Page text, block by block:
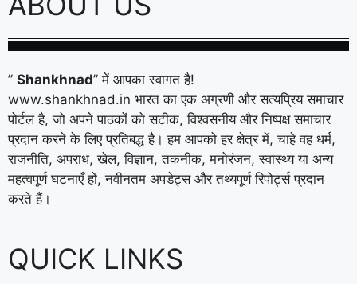
” Shankhnad” में आपका स्वागत है!
www.shankhnad.in भारत का एक अग्रणी और सत्यप्रिय समाचार
पोर्टल है, जो अपने पाठकों को सटीक, विश्वसनीय और निष्पक्ष समाचार
प्रदान करने के लिए प्रतिबद्ध है। हम आपको हर क्षेत्र में, चाहे वह धर्म,
राजनीति, अपराध, खेल, विज्ञान, तकनीक, मनोरंजन, स्वास्थ्य या अन्य
महत्वपूर्ण घटनाएँ हों, नवीनतम अपडेट्स और तथ्यपूर्ण रिपोर्ट्स प्रदान
करते हैं।
QUICK LINKS